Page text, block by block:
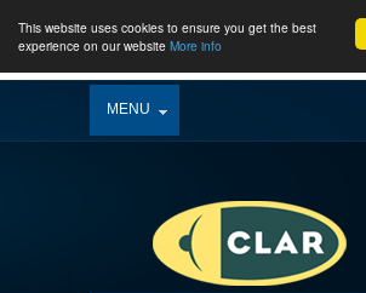
This website uses cookies to ensure you get the best
experience on our website More info
MENU